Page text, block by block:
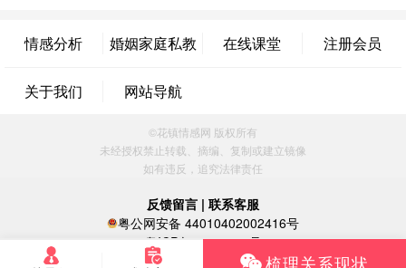
江苏-苏州 188****5187
1小时前
方案
微信用户 静默 通过此页面咨询，已获得专属情感方
案
四川-重庆 157****9228
微信用户 惊鸿客 通过此页面咨询，已获得专属情感
方案
河南-郑州 182****3546
微信用户 王小鸣^ 通过此页面咨询，已获得专属情感
情感分析 婚姻家庭私教 在线课堂 注册会员
关于我们 网站导航
©花镇情感网 版权所有
未经授权禁止转载、摘编、复制或建立镜像
如有违反，追究法律责任
反馈留言 | 联系客服
粤公网安备 44010402002416号
粤ICP备16060296号
梳理关系现状